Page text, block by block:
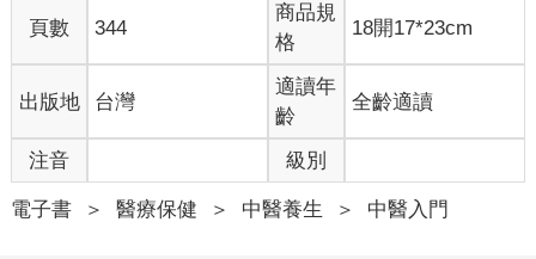
中醫如何看新冠肺炎
自從新冠肺炎爆發後，世界各地具規模的醫學機構及研究組織，
紛紛對新冠肺炎病毒進行研究，尋求破解之道。但在新冠肺炎肆
虐世界近三年後，仍缺乏有效率、具信服力的特定治療方式，一
般醫院多採取支持性療法來進行醫療。
新冠肺炎病毒SARS-CoV-2屬於冠狀病毒的亞科，變異快，現代
醫學的主要思維仍是在確定病毒特性後，找出能克制、消滅新冠
病毒的藥物。而從中醫觀點來看，新冠肺炎就是一場「疫癘」，
頁數 344
商品規
格
18開17*23cm
出版地 台灣
適讀年
齡
全齡適讀
注音 級別
電子書 ＞ 醫療保健 ＞ 中醫養生 ＞ 中醫入門